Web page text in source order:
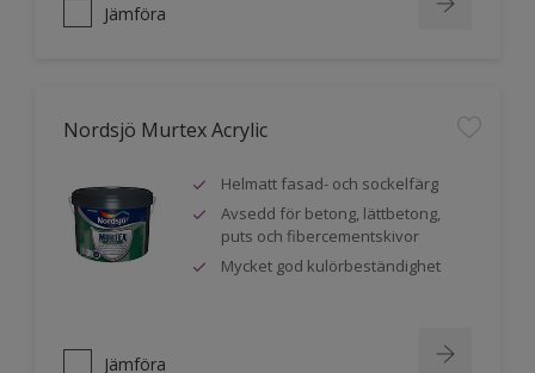
Jämföra
Nordsjö Murtex Acrylic
Helmatt fasad- och sockelfärg
Avsedd för betong, lättbetong,
puts och fibercementskivor
Mycket god kulörbeständighet
Jämföra